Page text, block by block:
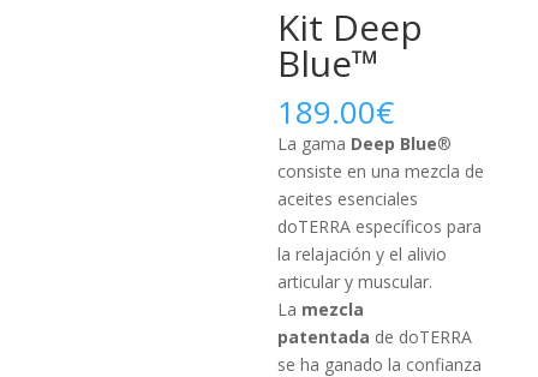
Kit Deep
Blue™
189.00€
La gama Deep Blue®
consiste en una mezcla de
aceites esenciales
doTERRA específicos para
la relajación y el alivio
articular y muscular.
La mezcla
patentada de doTERRA
se ha ganado la confianza